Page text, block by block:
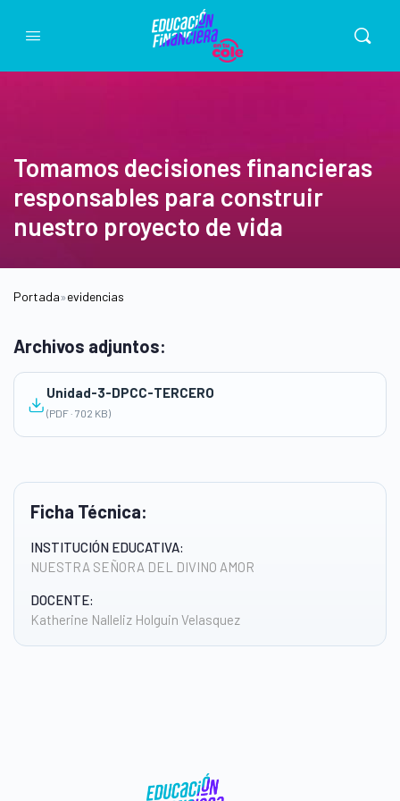
Tomamos decisiones financieras
responsables para construir
nuestro proyecto de vida
Portada»evidencias
Ficha Técnica:
INSTITUCIÓN EDUCATIVA:
NUESTRA SEÑORA DEL DIVINO AMOR
DOCENTE:
Katherine Nalleliz Holguin Velasquez
Archivos adjuntos:
Unidad-3-DPCC-TERCERO
(PDF · 702 KB)